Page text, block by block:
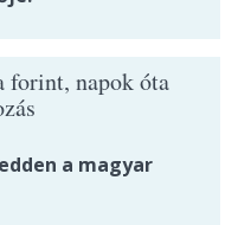
napok óta
a magyar